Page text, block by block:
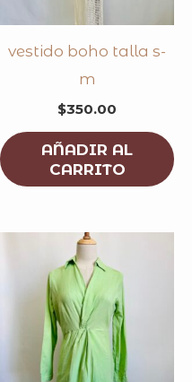
vestido boho talla s-
m
$350.00
AÑADIR AL
CARRITO